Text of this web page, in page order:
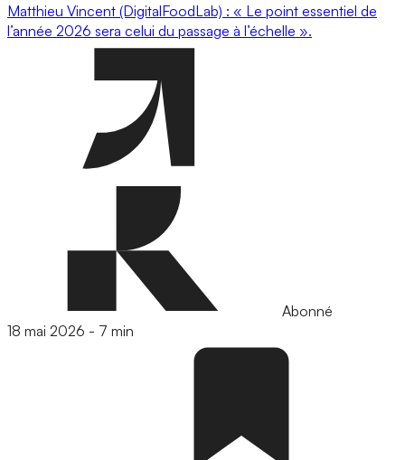
Matthieu Vincent (DigitalFoodLab) : « Le point essentiel de
l’année 2026 sera celui du passage à l’échelle ».
Abonné
18 mai 2026 - 7 min